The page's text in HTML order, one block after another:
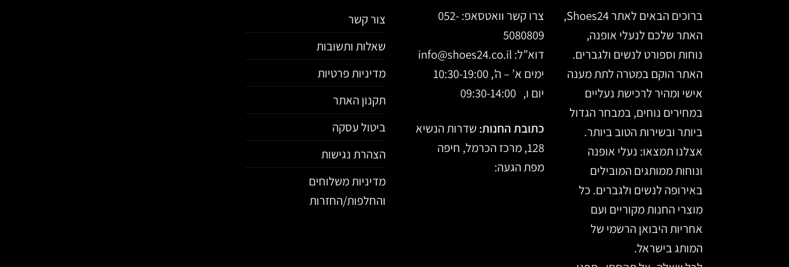
ברוכים הבאים לאתר Shoes24,
האתר שלכם לנעלי אופנה,
נוחות וספורט לנשים ולגברים.
האתר הוקם במטרה לתת מענה
אישי ומהיר לרכישת נעליים
במחירים נוחים, במבחר הגדול
ביותר ובשירות הטוב ביותר.
אצלנו תמצאו: נעלי אופנה
ונוחות ממותגים המובילים
באירופה לנשים ולגברים. כל
מוצרי החנות מקוריים ועם
אחריות היבואן הרשמי של
המותג בישראל.
צרו קשר וואטסאפ:052-
5080809
דוא”ל:
ימים א’ – ה’, 10:30-19:00
יום ו, 09:30-14:00
כתובת החנות: שדרות הנשיא
128, מרכז הכרמל, חיפה
מפת הגעה:
צור קשר
שאלות ותשובות
מדיניות פרטיות
תקנון האתר
ביטול עסקה
הצהרת נגישות
מדיניות משלוחים
והחלפות/החזרות